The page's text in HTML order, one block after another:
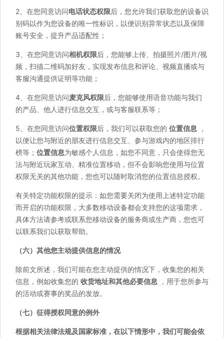
2、在您同意访问电话状态权限后，您允许我们获取您的设备识
别码以作为您设备的唯一性标识，以便识别异常状态以及保障
账号安全，提升产品适配性；
3、在您同意访问相机权限后，您能够上传、拍摄照片/图片/视
频，扫描二维码加好友，实现发布信息和评论、视频直播或与
客服沟通提供证明等功能；
4、在您同意访问麦克风权限后，您能够使用语音功能与我们
的产品、他人进行信息交互，或与客服联系等；
5、在您同意访问位置权限后，我们可以获取您的 位置信息 ，
以便让您与附近的朋友进行信息交互、参与游戏内的地区排行
榜等； 位置信息为敏感个人信息，如您不同意，只会使得您无
法与附近玩家互动、精准位置移动，但不会影响您使用与位置
权限无关的其他功能，您也可以随时取消您的位置信息授权。
有关特定功能权限的提示：如您需要关闭为使用上述特定功能
而开启的功能权限，大多数移动设备都会支持您的这项需求，
具体方法请参考或联系您移动设备的服务商或生产商，您也可
以联系我们以获取帮助。
（六）其他您主动提供信息的情况
除前文所述，我们可能在您主动提供的情况下，收集您的相关
信息，例如收集您的 收货地址和其他必要信息 ，用于您所参与
的活动或赛事的奖品的发放。
（七）征得授权同意的例外
根据相关法律法规及国家标准，在以下情形中，我们可能会依